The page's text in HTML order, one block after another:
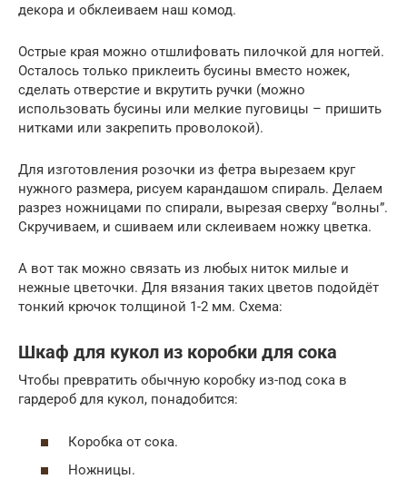
декора и обклеиваем наш комод.
Острые края можно отшлифовать пилочкой для ногтей.
Осталось только приклеить бусины вместо ножек,
сделать отверстие и вкрутить ручки (можно
использовать бусины или мелкие пуговицы – пришить
нитками или закрепить проволокой).
Для изготовления розочки из фетра вырезаем круг
нужного размера, рисуем карандашом спираль. Делаем
разрез ножницами по спирали, вырезая сверху “волны”.
Скручиваем, и сшиваем или склеиваем ножку цветка.
А вот так можно связать из любых ниток милые и
нежные цветочки. Для вязания таких цветов подойдёт
тонкий крючок толщиной 1-2 мм. Схема:
Шкаф для кукол из коробки для сока
Чтобы превратить обычную коробку из-под сока в
гардероб для кукол, понадобится:
Коробка от сока.
Ножницы.